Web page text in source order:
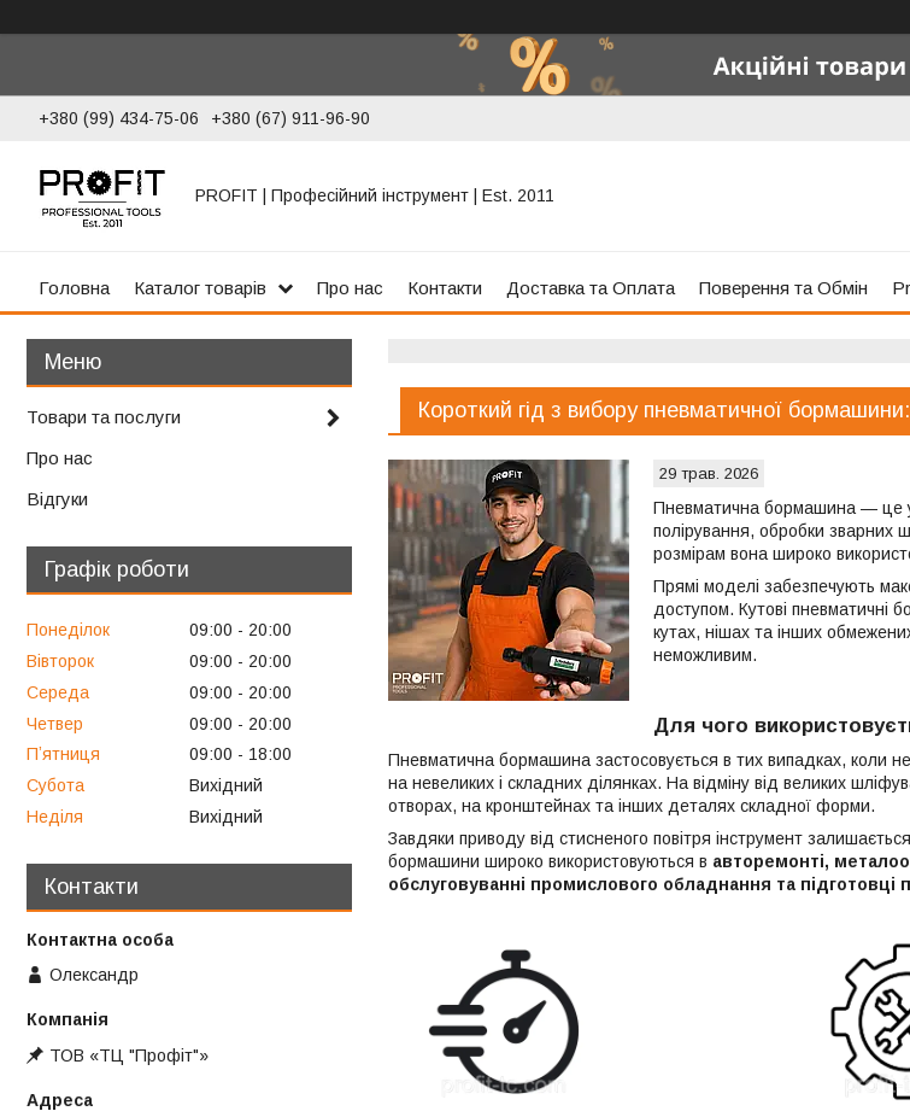
+380 (99) 434-75-06 +380 (67) 911-96-90
PROFIT | Професійний інструмент | Est. 2011
Головна Каталог товарів Про нас Контакти Доставка та Оплата Поверення та Обмін
Короткий гід з вибору пневматичної
29 трав. 2026
Пневматична бормашина — це
полірування, обробки зварних
розмірам вона широко
Прямі моделі забезпечують
доступом. Кутові пневматичні
кутах, нішах та інших
неможливим.
Для чого
Пневматична бормашина застосовується в тих випадках, коли
на невеликих і складних ділянках. На відміну від великих
отворах, на кронштейнах та інших деталях складної форми.
Завдяки приводу від стисненого повітря інструмент
бормашини широко використовуються в авторемонті,
обслуговуванні промислового обладнання та
Товари та послуги
Про нас
Відгуки
Графік роботи
Понеділок 09:00
20:00
Вівторок
09:00
20:00
Середа
09:00
20:00
Четвер
09:00
20:00
Пʼятниця
09:00
18:00
Субота
Вихідний
Неділя
Вихідний
Контакти
Олександр
ТОВ «ТЦ "Профіт"»